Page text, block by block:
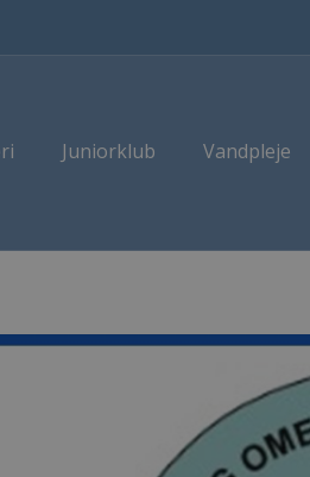
Juniorklub Vandpleje